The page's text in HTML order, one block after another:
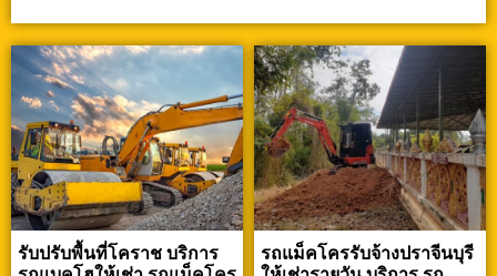
รับปรับพื้นที่โคราช บริการ
รถแม็คโครรับจ้างปราจีนบุรี